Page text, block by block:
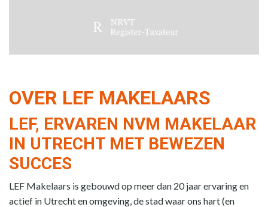
OVER LEF MAKELAARS
LEF, ERVAREN NVM MAKELAAR
IN UTRECHT MET BEWEZEN
SUCCES
LEF Makelaars is gebouwd op meer dan 20 jaar ervaring en
actief in Utrecht en omgeving, de stad waar ons hart (en